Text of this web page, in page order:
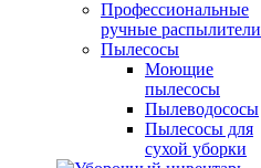
Профессиональные
ручные распылители
Пылесосы
Моющие
пылесосы
Пылеводососы
Пылесосы для
сухой уборки